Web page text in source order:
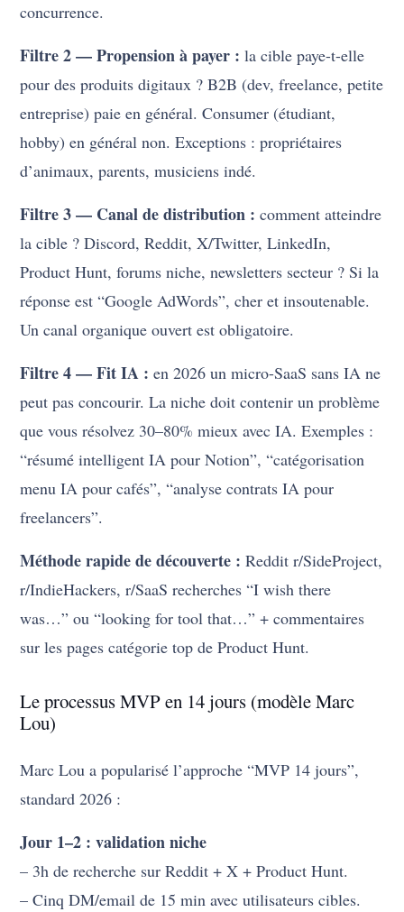
concurrence.
Filtre 2 — Propension à payer : la cible paye-t-elle
pour des produits digitaux ? B2B (dev, freelance, petite
entreprise) paie en général. Consumer (étudiant,
hobby) en général non. Exceptions : propriétaires
d’animaux, parents, musiciens indé.
Filtre 3 — Canal de distribution : comment atteindre
la cible ? Discord, Reddit, X/Twitter, LinkedIn,
Product Hunt, forums niche, newsletters secteur ? Si la
réponse est “Google AdWords”, cher et insoutenable.
Un canal organique ouvert est obligatoire.
Filtre 4 — Fit IA : en 2026 un micro-SaaS sans IA ne
peut pas concourir. La niche doit contenir un problème
que vous résolvez 30–80% mieux avec IA. Exemples :
“résumé intelligent IA pour Notion”, “catégorisation
menu IA pour cafés”, “analyse contrats IA pour
freelancers”.
Méthode rapide de découverte : Reddit r/SideProject,
r/IndieHackers, r/SaaS recherches “I wish there
was…” ou “looking for tool that…” + commentaires
sur les pages catégorie top de Product Hunt.
Le processus MVP en 14 jours (modèle Marc
Lou)
Marc Lou a popularisé l’approche “MVP 14 jours”,
standard 2026 :
Jour 1–2 : validation niche
– 3h de recherche sur Reddit + X + Product Hunt.
– Cinq DM/email de 15 min avec utilisateurs cibles.